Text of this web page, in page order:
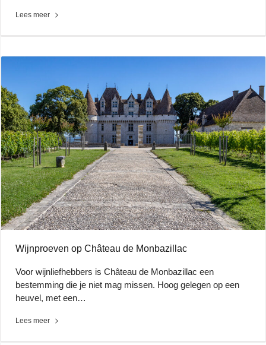
Lees meer
Wijnproeven op Château de Monbazillac
Voor wijnliefhebbers is Château de Monbazillac een
bestemming die je niet mag missen. Hoog gelegen op een
heuvel, met een…
Lees meer